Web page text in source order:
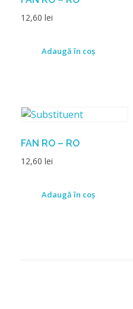
12,60 lei
Adaugă în coș
FAN RO – RO
12,60 lei
Adaugă în coș